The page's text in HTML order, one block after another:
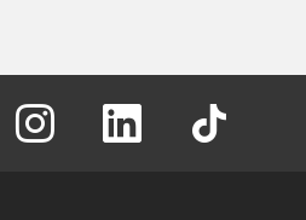
instagram linkedin tiktok